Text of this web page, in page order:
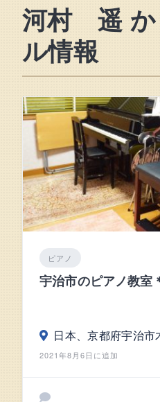
河村 遥 か
ル情報
ピアノ
宇治市のピアノ教室
日本、京都府宇治市
2021年8月6日に追加